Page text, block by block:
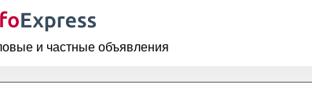
и частные объявления